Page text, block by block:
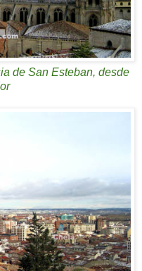
de San Esteban, desde